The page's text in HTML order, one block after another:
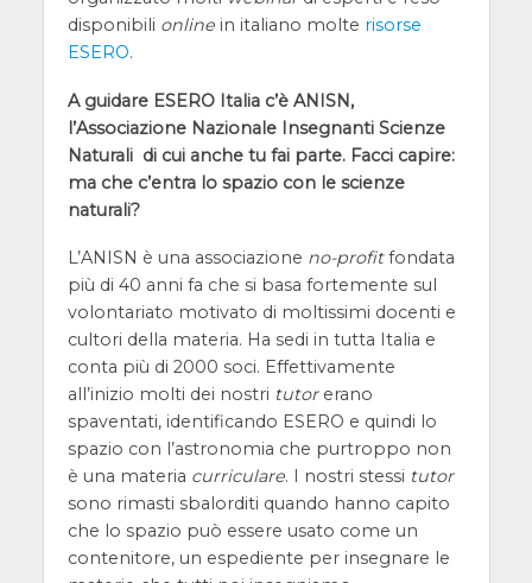
disponibili onlinein italiano molte risorse
ESERO.
A guidare ESERO Italia c’è ANISN,
l’Associazione Nazionale Insegnanti Scienze
Naturali di cui anche tu fai parte. Facci capire:
ma che c’entra lo spazio con le scienze
naturali?
L’ANISN è una associazione no-profitfondata
più di 40 anni fa che si basa fortemente sul
volontariato motivato di moltissimi docenti e
cultori della materia. Ha sedi in tutta Italia e
conta più di 2000 soci. Effettivamente
all’inizio molti dei nostri tutorerano
spaventati, identificando ESERO e quindi lo
spazio con l’astronomia che purtroppo non
è una materia curriculare. I nostri stessi tutor
sono rimasti sbalorditi quando hanno capito
che lo spazio può essere usato come un
contenitore, un espediente per insegnare le